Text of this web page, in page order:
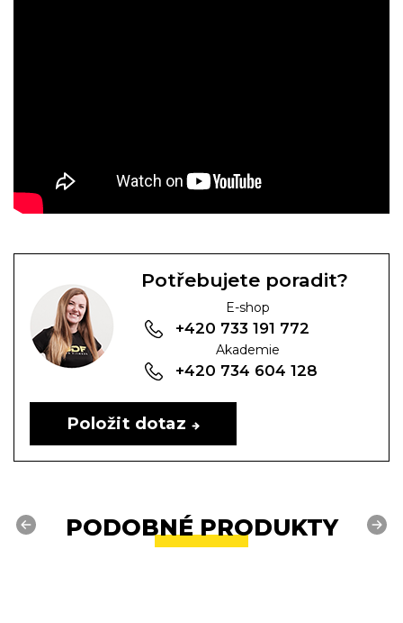
Potřebujete poradit?
E-shop
+420 733 191 772
Akademie
+420 734 604 128
Položit dotaz
PODOBNÉ PRODUKTY
Previous Next